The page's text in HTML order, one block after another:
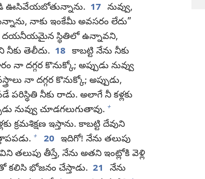
ఊసివేయబోతున్నాను. 17 నువ్వు,
నాకు ఇంకేమీ అవసరం లేదు”
దయనీయమైన స్థితిలో ఉన్నావని,
తెలీదు. 18 కాబట్టి నేను నీకు
దగ్గర కొనుక్కో; అప్పుడు నువ్వు
నా దగ్గర కొనుక్కో; అప్పుడు,
పరిస్థితి నీకు రాదు. అలాగే నీ కళ్లకు
నువ్వు చూడగలుగుతావు. +
క్రమశిక్షణ ఇస్తాను. కాబట్టి దేవుని
+ 20 ఇదిగో! నేను తలుపు
తలుపు తీస్తే, నేను అతని ఇంట్లోకి వెళ్లి
కలిసి భోజనం చేస్తాడు. 21
నేను